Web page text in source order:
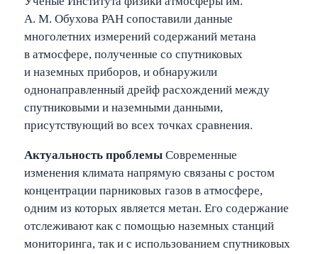
А. М. Обухова РАН сопоставили данные
многолетних измерений содержаний метана
в атмосфере, полученные со спутниковых
и наземных приборов, и обнаружили
однонаправленный дрейф расхождений между
спутниковыми и наземными данными,
присутствующий во всех точках сравнения.
Актуальность проблемыСовременные
изменения климата напрямую связаны с ростом
концентрации парниковых газов в атмосфере,
одним из которых является метан. Его содержание
отслеживают как с помощью наземных станций
мониторинга, так и с использованием спутниковых